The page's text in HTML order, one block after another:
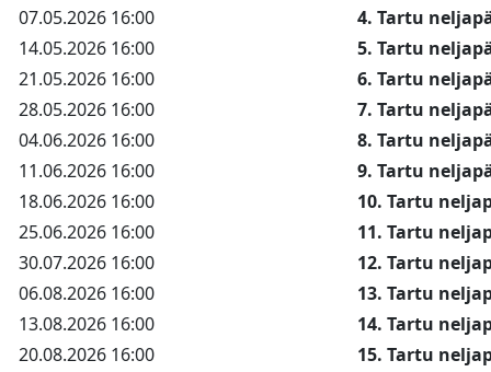
07.05.2026 16:00
4. Tartu
14.05.2026 16:00
5. Tartu
21.05.2026 16:00
6. Tartu
28.05.2026 16:00
7. Tartu
04.06.2026 16:00
8. Tartu
11.06.2026 16:00
9. Tartu
18.06.2026 16:00
10. Tartu
25.06.2026 16:00
11. Tartu
30.07.2026 16:00
12. Tartu
06.08.2026 16:00
13. Tartu
13.08.2026 16:00
14. Tartu
20.08.2026 16:00
15. Tartu